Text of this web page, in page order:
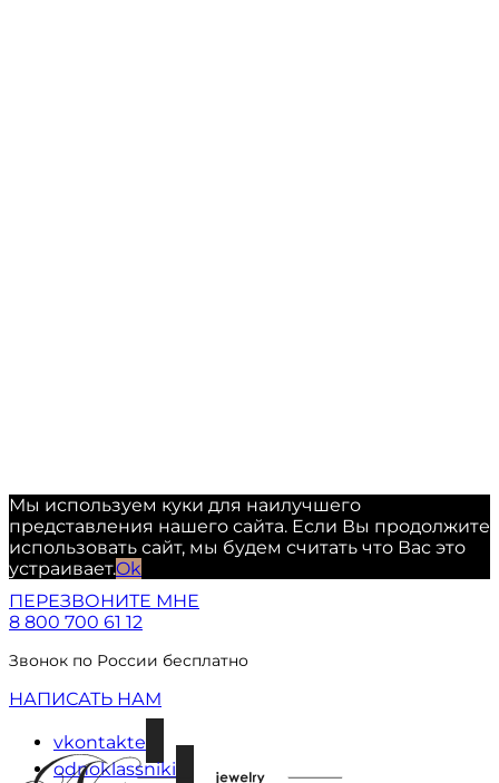
Мы используем куки для наилучшего
представления нашего сайта. Если Вы продолжите
использовать сайт, мы будем считать что Вас это
устраивает.Ok
ПЕРЕЗВОНИТЕ МНЕ
8 800 700 61 12
Звонок по России бесплатно
НАПИСАТЬ НАМ
vkontakte
odnoklassniki